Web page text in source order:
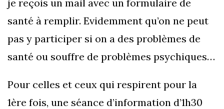
je reçois un mail avec un formulaire de
santé à remplir. Evidemment qu’on ne peut
pas y participer si on a des problèmes de
santé ou souffre de problèmes psychiques…
Pour celles et ceux qui respirent pour la
1ère fois, une séance d’information d’1h30